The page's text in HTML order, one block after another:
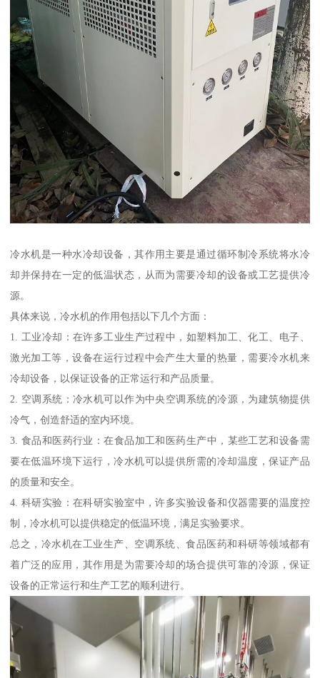
冷水机是一种水冷却设备，其作用主要是通过循环制冷系统将水冷
却并保持在一定的低温状态，从而为需要冷却的设备或工艺提供冷
源。
具体来说，冷水机的作用包括以下几个方面：
1. 工业冷却：在许多工业生产过程中，如塑料加工、化工、电子、
激光加工等，设备在运行过程中会产生大量的热量，需要冷水机来
冷却设备，以保证设备的正常运行和产品质量。
2. 空调系统：冷水机可以作为中央空调系统的冷源，为建筑物提供
冷气，创造舒适的室内环境。
3. 食品和医药行业：在食品加工和医药生产中，某些工艺和设备需
要在低温环境下运行，冷水机可以提供所需的冷却温度，保证产品
的质量和安全。
4. 科研实验：在科研实验室中，许多实验设备和仪器需要的温度控
制，冷水机可以提供稳定的低温环境，满足实验要求。
总之，冷水机在工业生产、空调系统、食品医药和科研等领域都有
着广泛的应用，其作用是为需要冷却的场合提供可靠的冷源，保证
设备的正常运行和生产工艺的顺利进行。